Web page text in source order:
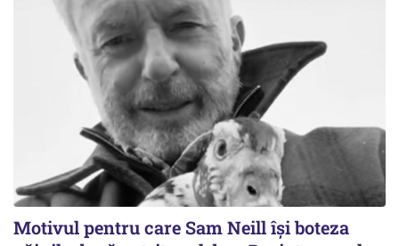
Motivul pentru care Sam Neill își boteza